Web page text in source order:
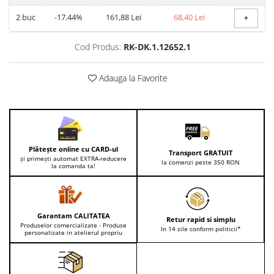
Lenjerii de pat pentru copii
Cadouri Cuplu
WINTER Collection
Halate si pijamale Family
Incaltaminte
Seturi elegante femei
Pijamale de copii
Pijamale BIG SIZE femei
Tricouri de craciun
2buc -17.44% 161,88 Lei 68,40 Lei +
Cod Produs: RK-DK.1.12652.1
Adauga la Favorite
Plătește online cu CARD-ul
și primești automat EXTRA-reducere
la comanda ta!
Transport GRATUIT
la comenzi peste 350 RON
Garantam CALITATEA
Produselor comercializate - Produse
personalizate in atelierul propriu
Retur rapid si simplu
In 14 zile conform politicii*